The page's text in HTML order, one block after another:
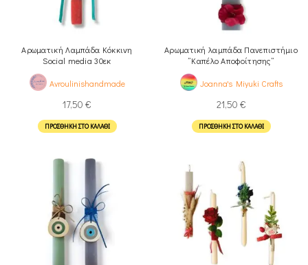
Αρωματική Λαμπάδα Κόκκινη
Social media 30εκ
Avroulinishandmade
17,50 €
ΠΡΟΣΘΉΚΗ ΣΤΟ ΚΑΛΆΘΙ
Αρωματική λαμπάδα Πανεπιστήμιο
”Καπέλο Αποφοίτησης”
Joanna's Miyuki Crafts
21,50 €
ΠΡΟΣΘΉΚΗ ΣΤΟ ΚΑΛΆΘΙ